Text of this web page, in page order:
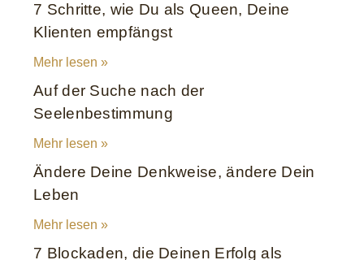
7 Schritte, wie Du als Queen, Deine
Klienten empfängst
Mehr lesen »
Auf der Suche nach der
Seelenbestimmung
Mehr lesen »
Ändere Deine Denkweise, ändere Dein
Leben
Mehr lesen »
7 Blockaden, die Deinen Erfolg als